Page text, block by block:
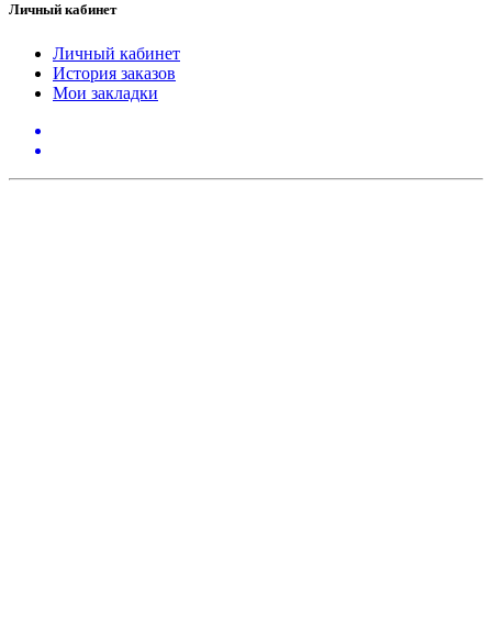
Личный кабинет
Личный кабинет
История заказов
Мои закладки